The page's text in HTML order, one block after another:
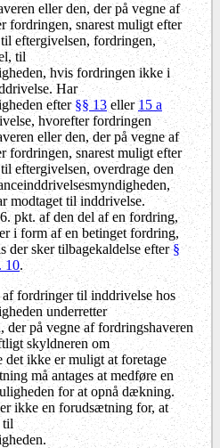
eller den, der på vegne af
fordringen, snarest muligt efter
eftergivelsen, fordringen,
til
hvis fordringen ikke i
Har
efter§§ 13eller15 a
hvorefter fordringen
eller den, der på vegne af
fordringen, snarest muligt efter
eftergivelsen, overdrage den
modtaget til inddrivelse.
pkt. af den del af en fordring,
i form af en betinget fordring,
der sker tilbagekaldelse efter§
10.
fordringer til inddrivelse hos
underretter
der på vegne af fordringshaveren
skyldneren om
det ikke er muligt at foretage
må antages at medføre en
for at opnå dækning.
ikke en forudsætning for, at
til